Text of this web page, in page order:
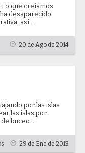
que creíamos
desaparecido
así...
20 de Ago de 2014
por las islas
las islas por
buceo...
29 de Ene de 2013